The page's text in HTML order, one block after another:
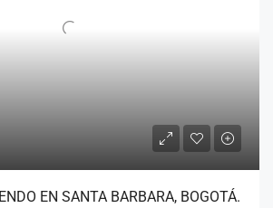
EN SANTA BARBARA, BOGOTÁ.